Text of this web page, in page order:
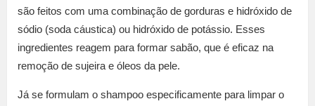
são feitos com uma combinação de gorduras e hidróxido de
sódio (soda cáustica) ou hidróxido de potássio. Esses
ingredientes reagem para formar sabão, que é eficaz na
remoção de sujeira e óleos da pele.
Já se formulam o shampoo especificamente para limpar o